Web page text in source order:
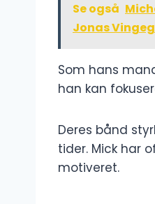
Se også
Jonas
Som hans
han kan
Deres bånd
tider. Mick har
motiveret.